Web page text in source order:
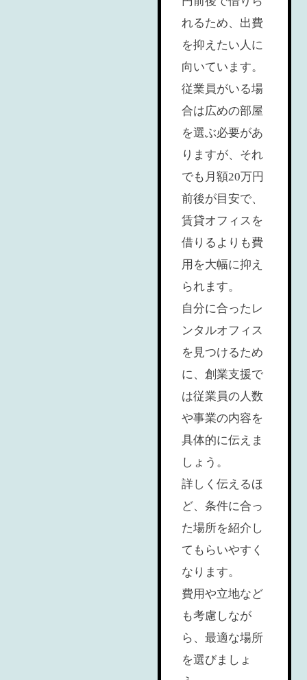
れるため、出費
を抑えたい人に
向いています。
従業員がいる場
合は広めの部屋
を選ぶ必要があ
りますが、それ
でも月額20万円
前後が目安で、
賃貸オフィスを
借りるよりも費
用を大幅に抑え
られます。
自分に合ったレ
ンタルオフィス
を見つけるため
に、創業支援で
は従業員の人数
や事業の内容を
具体的に伝えま
しょう。
詳しく伝えるほ
ど、条件に合っ
た場所を紹介し
てもらいやすく
なります。
費用や立地など
も考慮しなが
ら、最適な場所
を選びましょ